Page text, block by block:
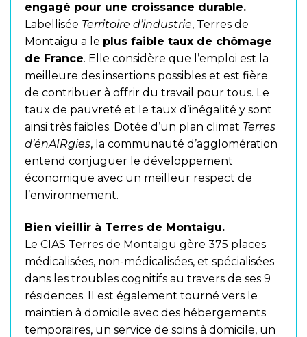
engagé pour une croissance durable.
Labellisée Territoire d’industrie, Terres de
Montaigu a le plus faible taux de chômage
de France. Elle considère que l’emploi est la
meilleure des insertions possibles et est fière
de contribuer à offrir du travail pour tous. Le
taux de pauvreté et le taux d’inégalité y sont
ainsi très faibles. Dotée d’un plan climat Terres
d’énAIRgies, la communauté d’agglomération
entend conjuguer le développement
économique avec un meilleur respect de
l’environnement.
Bien vieillir à Terres de Montaigu.
Le CIAS Terres de Montaigu gère 375 places
médicalisées, non-médicalisées, et spécialisées
dans les troubles cognitifs au travers de ses 9
résidences. Il est également tourné vers le
maintien à domicile avec des hébergements
temporaires, un service de soins à domicile, un